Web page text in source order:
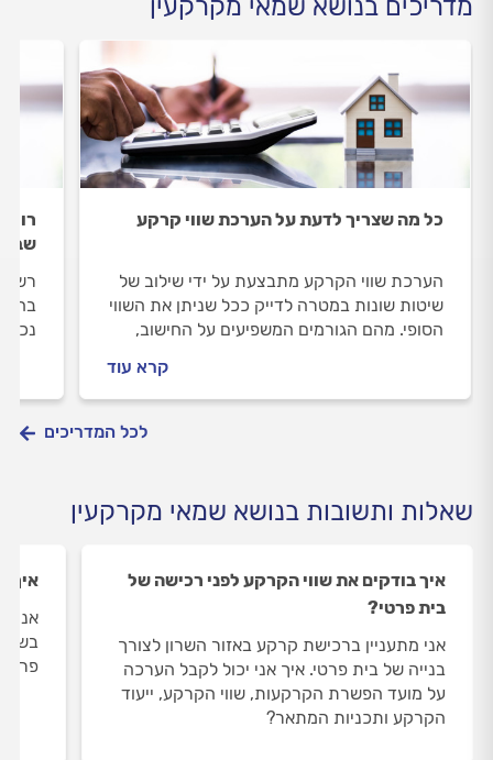
מדריכים בנושא שמאי מקרקעין
כל מה שצריך לדעת על הערכת שווי קרקע
הערכת שווי הקרקע מתבצעת על ידי שילוב של
שיטות שונות במטרה לדייק ככל שניתן את השווי
הסופי. מהם הגורמים המשפיעים על החישוב,
עבור עסקים וכמה זה עולה? כל המידע במדריך
הבא.
קרא עוד
שבח
לכל המדריכים
שאלות ותשובות בנושא שמאי מקרקעין
איך בודקים את שווי הקרקע לפני רכישה של
בית פרטי?
אני מתעניין ברכישת קרקע באזור השרון לצורך
בנייה של בית פרטי. איך אני יכול לקבל הערכה
על מועד הפשרת הקרקעות, שווי הקרקע, ייעוד
הקרקע ותכניות המתאר?
איך
אני